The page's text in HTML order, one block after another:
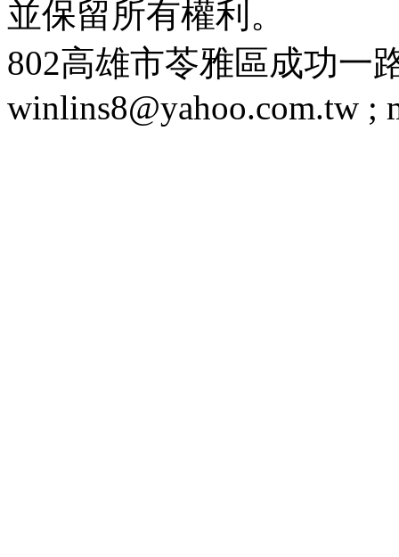
並保留所有權利。
802高雄市苓雅區成功一
winlins8@yahoo.com.tw ;